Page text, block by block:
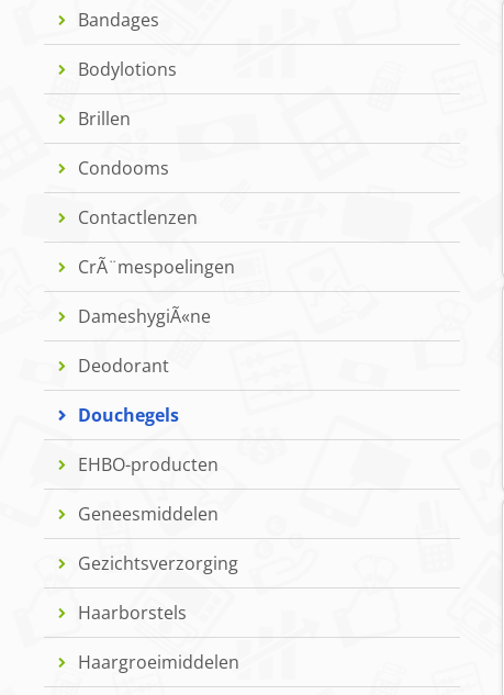
Bandages
Bodylotions
Brillen
Condooms
Contactlenzen
CrÃ¨mespoelingen
DameshygiÃ«ne
Deodorant
Douchegels
EHBO-producten
Geneesmiddelen
Gezichtsverzorging
Haarborstels
Haargroeimiddelen